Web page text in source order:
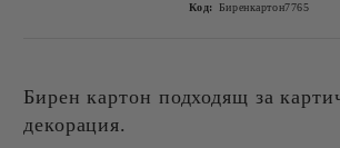
Код: Биренкартон7765
Бирен картон подходящ за
декорация.